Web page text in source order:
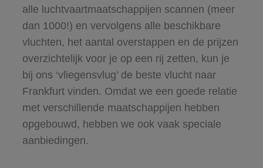
alle luchtvaartmaatschappijen scannen (meer
dan 1000!) en vervolgens alle beschikbare
vluchten, het aantal overstappen en de prijzen
overzichtelijk voor je op een rij zetten, kun je
bij ons ‘vliegensvlug’ de beste vlucht naar
Frankfurt vinden. Omdat we een goede relatie
met verschillende maatschappijen hebben
opgebouwd, hebben we ook vaak speciale
aanbiedingen.